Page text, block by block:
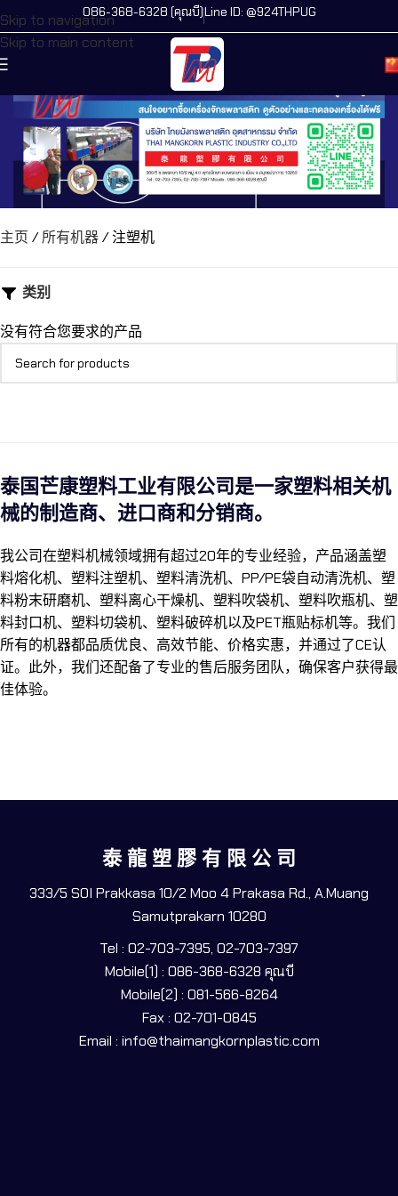
Skip to navigation
Skip to main content
086-368-6328 (คุณบี)Line ID: @924THPUG
主页 /所有机器/注塑机
类别
没有符合您要求的产品
泰国芒康塑料工业有限公司是一家塑料相关机
械的制造商、进口商和分销商。
我公司在塑料机械领域拥有超过20年的专业经验，产品涵盖塑
料熔化机、塑料注塑机、塑料清洗机、PP/PE袋自动清洗机、塑
料粉末研磨机、塑料离心干燥机、塑料吹袋机、塑料吹瓶机、塑
料封口机、塑料切袋机、塑料破碎机以及PET瓶贴标机等。我们
所有的机器都品质优良、高效节能、价格实惠，并通过了CE认
证。此外，我们还配备了专业的售后服务团队，确保客户获得最
佳体验。
泰 龍 塑 膠 有 限 公 司
333/5 SOI Prakkasa 10/2 Moo 4 Prakasa Rd., A.Muang
Samutprakarn 10280
Tel : 02-703-7395, 02-703-7397
Mobile(1) : 086-368-6328 คุณบี
Mobile(2) : 081-566-8264
Fax : 02-701-0845
Email : info@thaimangkornplastic.com